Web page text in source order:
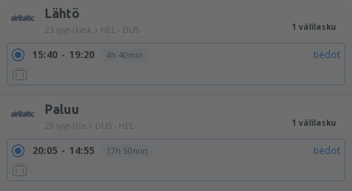
Lähtö
23 syys (kesk.) HEL - DUS 1 välilasku
15:40 19:20 4h 40min tiedot
Paluu
29 syys (tiis.) DUS - HEL 1 välilasku
20:05 14:55 17h 50min tiedot